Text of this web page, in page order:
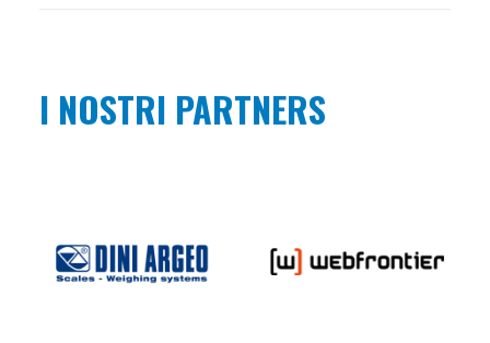
I NOSTRI PARTNERS